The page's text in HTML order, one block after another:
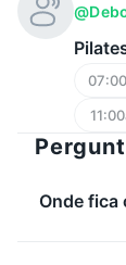
Onde fica